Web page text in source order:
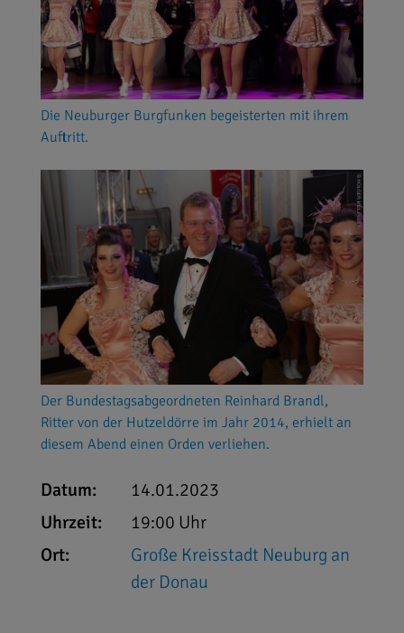
Die Neuburger Burgfunken begeisterten mit ihrem
Auftritt.
Der Bundestagsabgeordneten Reinhard Brandl,
Ritter von der Hutzeldörre im Jahr 2014, erhielt an
diesem Abend einen Orden verliehen.
Datum:
14.01.2023
Uhrzeit:
19:00 Uhr
Ort:
Große Kreisstadt Neuburg an
der Donau